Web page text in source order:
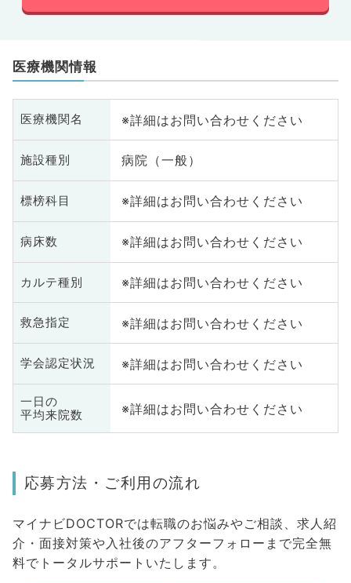
医療機関情報
医療機関名 ※詳細はお問い合わせください
施設種別 病院（一般）
標榜科目 ※詳細はお問い合わせください
病床数 ※詳細はお問い合わせください
カルテ種別 ※詳細はお問い合わせください
救急指定 ※詳細はお問い合わせください
学会認定状況 ※詳細はお問い合わせください
一日の
平均来院数
※詳細はお問い合わせください
応募方法・ご利用の流れ
マイナビDOCTORでは転職のお悩みやご相談、求人紹
介・面接対策や入社後のアフターフォローまで完全無
料でトータルサポートいたします。